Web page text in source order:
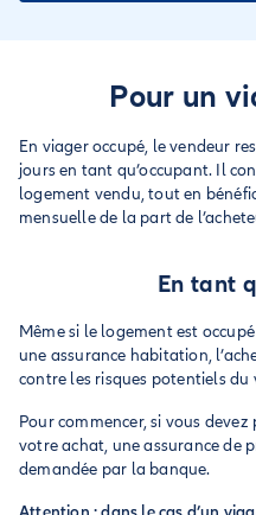
Pour un
En viager occupé, le vendeur
jours en tant qu’occupant. Il
logement vendu, tout en
mensuelle de la part de
En tant
Même si le logement est
une assurance habitation,
contre les risques potentiels du
Pour commencer, si vous
votre achat, une assurance de
demandée par la banque.